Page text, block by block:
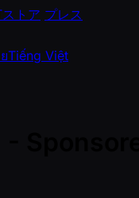
トア プレス
Tiếng Việt